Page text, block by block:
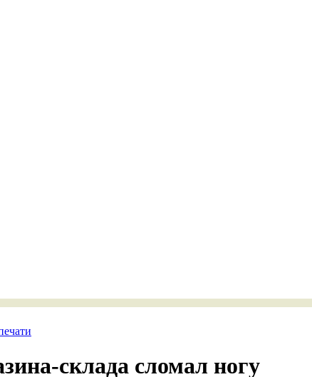
склада сломал ногу